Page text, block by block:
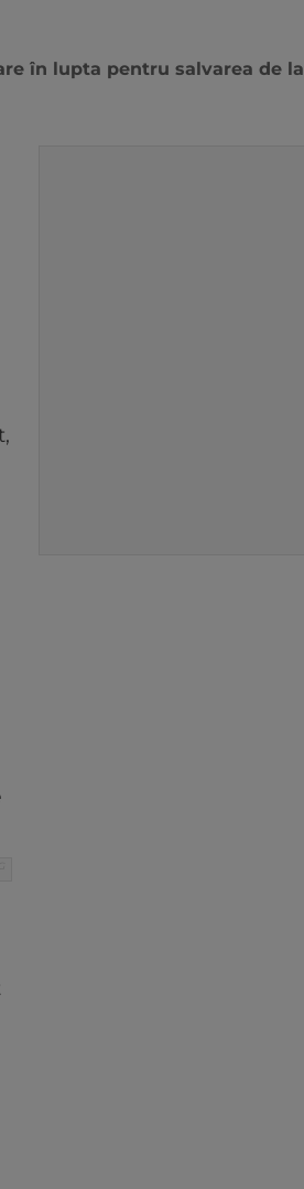
în lupta pentru salvarea de la